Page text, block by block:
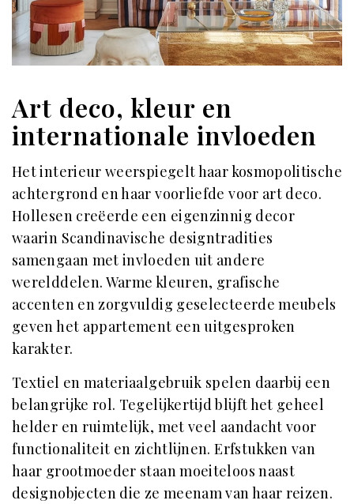
Art deco, kleur en
internationale invloeden
Het interieur weerspiegelt haar kosmopolitische
achtergrond en haar voorliefde voor art deco.
Hollesen creëerde een eigenzinnig decor
waarin Scandinavische designtradities
samengaan met invloeden uit andere
werelddelen. Warme kleuren, grafische
accenten en zorgvuldig geselecteerde meubels
geven het appartement een uitgesproken
karakter.
Textiel en materiaalgebruik spelen daarbij een
belangrijke rol. Tegelijkertijd blijft het geheel
helder en ruimtelijk, met veel aandacht voor
functionaliteit en zichtlijnen. Erfstukken van
haar grootmoeder staan moeiteloos naast
designobjecten die ze meenam van haar reizen.